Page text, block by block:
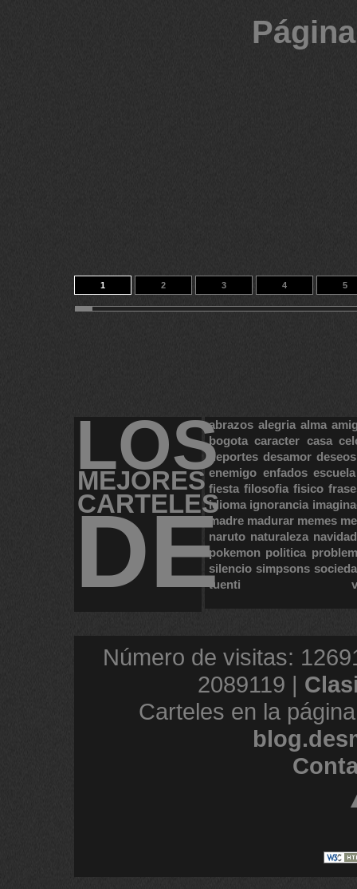
1 2 3 4 5
11 12 13 14 331
LOS
MEJORES
CARTELES
DE
abrazos alegria alma
bogota caracter casa
deportes desamor deseos
enemigo enfados escuela
fiesta filosofia fisico
idioma ignorancia
madre madurar memes
naruto naturaleza navidad
pokemon politica
silencio simpsons
tuenti
Número de visitas:
2089119 |
Carteles en la